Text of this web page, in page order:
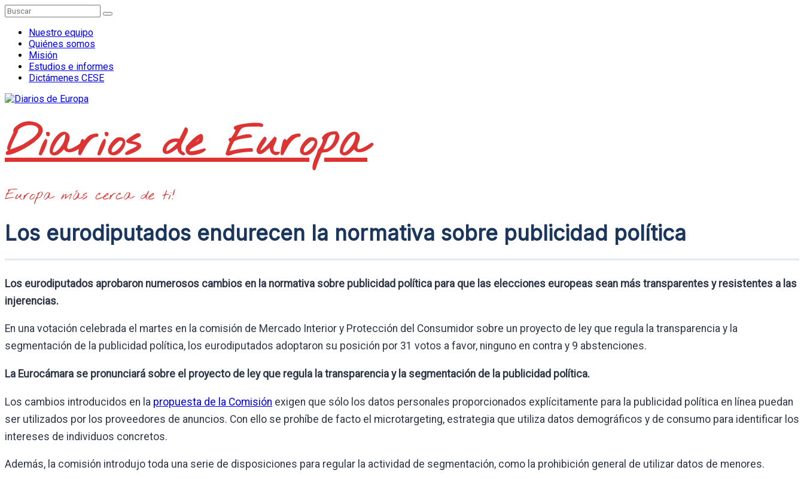
Saltar
al
contenidoNuestro equipo
Quiénes somos
Misión
Estudios e informes
Dictámenes CESE
Diarios de Europa
Europa más cerca de ti!
Los eurodiputados endurecen la normativa sobre publicidad política
Los eurodiputados aprobaron numerosos cambios en la normativa sobre publicidad política para que las elecciones europeas sean más transparentes y resistentes a las
injerencias.
En una votación celebrada el martes en la comisión de Mercado Interior y Protección del Consumidor sobre un proyecto de ley que regula la transparencia y la
segmentación de la publicidad política, los eurodiputados adoptaron su posición por 31 votos a favor, ninguno en contra y 9 abstenciones.
La Eurocámara se pronunciará sobre el proyecto de ley que regula la transparencia y la segmentación de la publicidad política.
Los cambios introducidos en la propuesta de la Comisión exigen que sólo los datos personales proporcionados explícitamente para la publicidad política en línea puedan
ser utilizados por los proveedores de anuncios. Con ello se prohíbe de facto el microtargeting, estrategia que utiliza datos demográficos y de consumo para identificar los
intereses de individuos concretos.
Además, la comisión introdujo toda una serie de disposiciones para regular la actividad de segmentación, como la prohibición general de utilizar datos de menores.